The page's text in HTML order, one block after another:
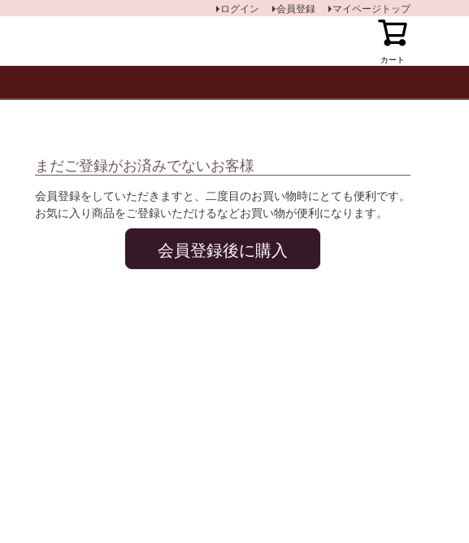
カート
ログイン 会員登録 マイページトップ
まだご登録がお済みでないお客様
会員登録をしていただきますと、二度目のお買い物時にとても便利です。
お気に入り商品をご登録いただけるなどお買い物が便利になります。
会員登録後に購入